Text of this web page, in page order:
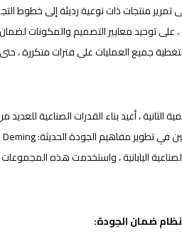
تمرير منتجات ذات نوعية رديئة إلى خطوط
، على توحيد معايير التصميم والمكونات
جميع العمليات على فترات متكررة ، حتى
الثانية ، أعيد بناء القدرات الصناعية
اليابانية ، واستخدمت هذه
ضمان الجودة: